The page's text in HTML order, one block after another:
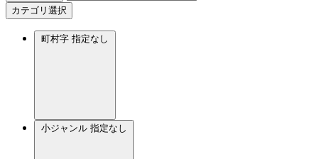
カテゴリ選択
町村字 指定なし
小ジャンル 指定なし